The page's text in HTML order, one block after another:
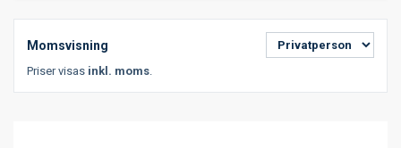
Momsvisning
Priser visas inkl. moms.